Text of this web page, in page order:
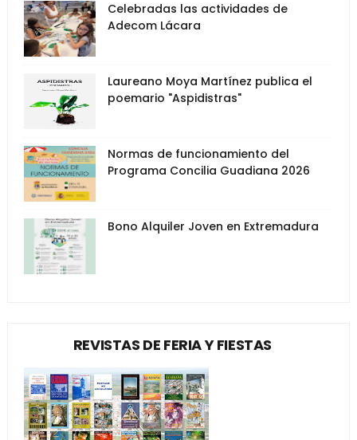
Celebradas las actividades de
Adecom Lácara
Laureano Moya Martínez publica el
poemario "Aspidistras"
Normas de funcionamiento del
Programa Concilia Guadiana 2026
Bono Alquiler Joven en Extremadura
REVISTAS DE FERIA Y FIESTAS